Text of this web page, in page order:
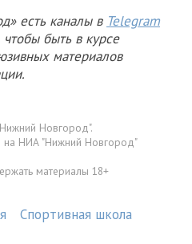
есть каналы в Telegram
быть в курсе
материалов
Новгород".
на НИА "Нижний Новгород"
материалы 18+
Спортивная школа